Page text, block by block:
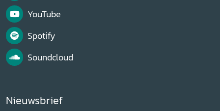
YouTube
Spotify
Soundcloud
Nieuwsbrief